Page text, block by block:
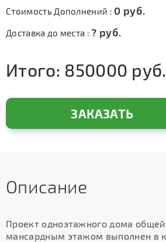
Стоимость Дополнений : 0 руб.
Доставка до места :? руб.
Итого: 850000 руб.
ЗАКАЗАТЬ
Описание
Проект одноэтажного дома
мансардным этажом выполнен в